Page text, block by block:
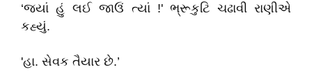
‘જ્યાં હું લઈ જાઉં ત્યાં !' ભ્રૂકુટિ ચઢાવી રાણીએ
કહ્યું.
'હા. સેવક તૈયાર છે.’